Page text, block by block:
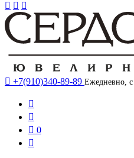
  
 +7(910)340-89-89 Ежедневно,


 0
